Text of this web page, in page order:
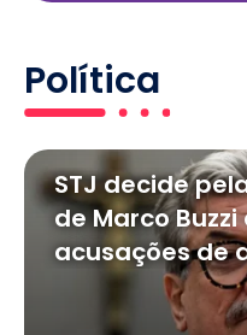
Política
STJ decide
de Marco
acusações de